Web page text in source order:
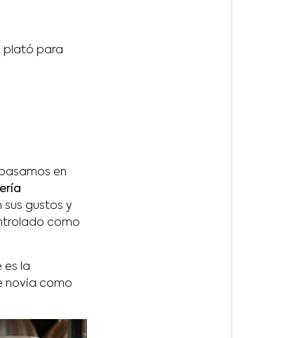
plató para
en
sus gustos y
como
es la
novia como